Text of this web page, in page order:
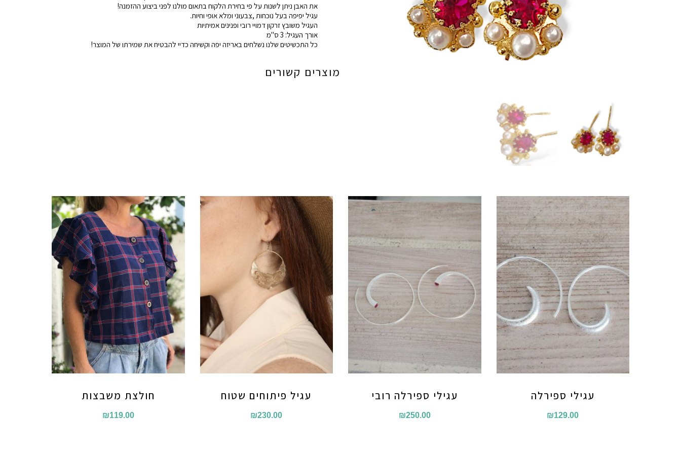
ורוד
את האבן ניתן לשנות על פי בחירת הלקוח בתאום מולנו לפני ביצוע ההזמנה!
עגיל יפיפה בעל נוכחות ,צבעוני ומלא אופי וחיות.
העגיל משובץ זרקון דמויי רובי ופנינים אמיתיות
אורך העגיל: 3 ס"מ
כל התכשיטים שלנו נשלחים באריזה יפה וקשיחה כדיי להבטיח את שמירתו של המוצר!
מוצרים קשורים
חולצת משבצות
₪119.00
עגיל פיתוחים שטוח
₪230.00
עגילי ספירלה רובי
₪250.00
עגילי ספירלה
₪129.00